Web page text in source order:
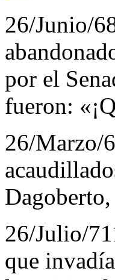
26/Junio/
por el
fueron:
26/Marzo/
26/Julio/
que